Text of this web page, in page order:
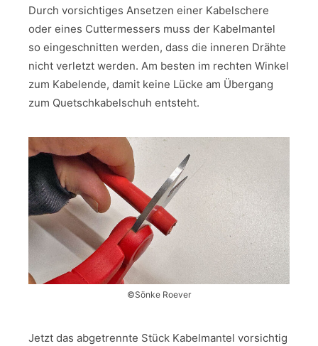
Durch vorsichtiges Ansetzen einer Kabelschere
oder eines Cuttermessers muss der Kabelmantel
so eingeschnitten werden, dass die inneren Drähte
nicht verletzt werden. Am besten im rechten Winkel
zum Kabelende, damit keine Lücke am Übergang
zum Quetschkabelschuh entsteht.
©Sönke Roever
Jetzt das abgetrennte Stück Kabelmantel vorsichtig